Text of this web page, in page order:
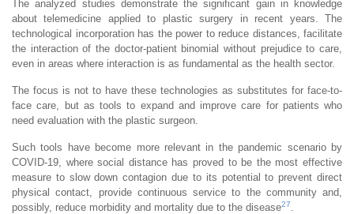
The analyzed studies demonstrate the significant gain in knowledge
about telemedicine applied to plastic surgery in recent years. The
technological incorporation has the power to reduce distances, facilitate
the interaction of the doctor-patient binomial without prejudice to care,
even in areas where interaction is as fundamental as the health sector.
The focus is not to have these technologies as substitutes for face-to-
face care, but as tools to expand and improve care for patients who
need evaluation with the plastic surgeon.
Such tools have become more relevant in the pandemic scenario by
COVID-19, where social distance has proved to be the most effective
measure to slow down contagion due to its potential to prevent direct
physical contact, provide continuous service to the community and,
possibly, reduce morbidity and mortality due to the disease27